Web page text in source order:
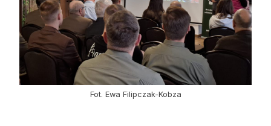
Edukacja
Lasy prywatne
O nas
Fot. Ewa Filipczak-Kobza